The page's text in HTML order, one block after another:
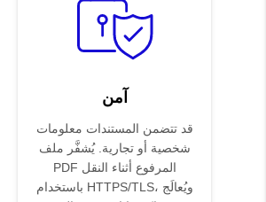
آمن
قد تتضمن المستندات معلومات
شخصية أو تجارية. يُشفَّر ملف
PDF المرفوع أثناء النقل
باستخدام HTTPS/TLS، ويُعالَج